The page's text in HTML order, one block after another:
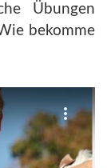
Übungen
bekomme